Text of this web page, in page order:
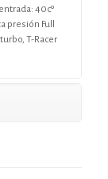
40cº
presión Full
T-Racer